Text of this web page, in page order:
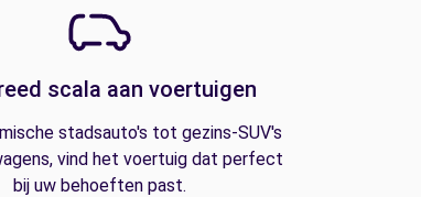
scala aan voertuigen
stadsauto's tot gezins-SUV's
vind het voertuig dat perfect
bij uw behoeften past.